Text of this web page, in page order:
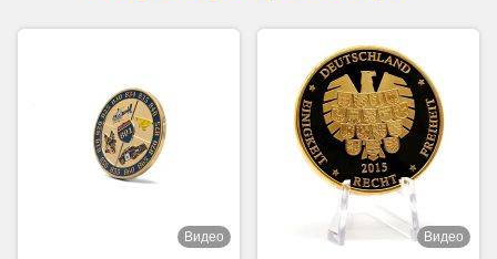
Видео Видео